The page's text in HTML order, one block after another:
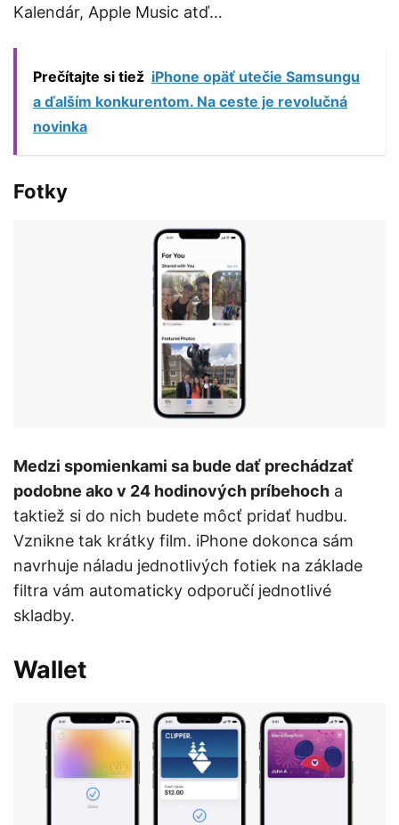
Kalendár, Apple Music atď…
Prečítajte si tiež iPhone opäť utečie Samsungu
a ďalším konkurentom. Na ceste je revolučná
novinka
Fotky
Medzi spomienkami sa bude dať prechádzať
podobne ako v 24 hodinových príbehoch a
taktiež si do nich budete môcť pridať hudbu.
Vznikne tak krátky film. iPhone dokonca sám
navrhuje náladu jednotlivých fotiek na základe
filtra vám automaticky odporučí jednotlivé
skladby.
Wallet